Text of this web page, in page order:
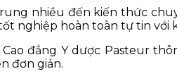
nhiều đến kiến thức
nghiệp hoàn toàn tự tin với
đẳng Y dược Pasteur
đơn giản.